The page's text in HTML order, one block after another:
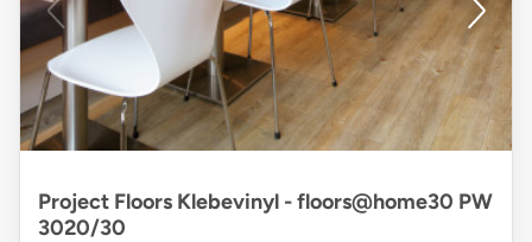
Project Floors Klebevinyl - floors@home30 PW
3020/30